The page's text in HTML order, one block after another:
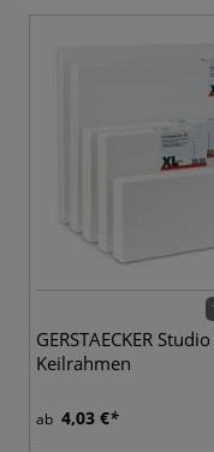
GERSTAECKER Studio
Keilrahmen
ab 4,03 €